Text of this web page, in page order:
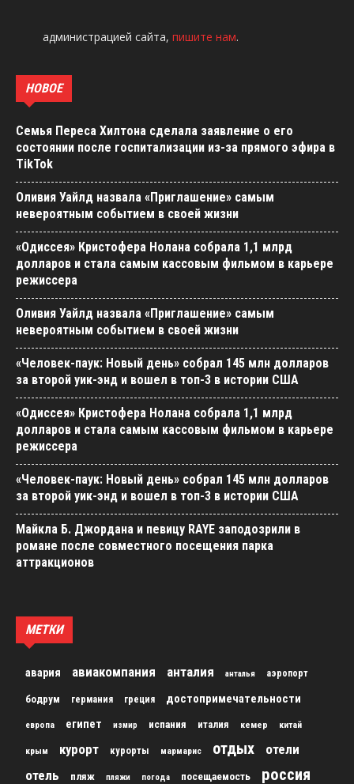
администрацией сайта, пишите нам.
НОВОЕ
Семья Переса Хилтона сделала заявление о его
состоянии после госпитализации из-за прямого эфира в
TikTok
Оливия Уайлд назвала «Приглашение» самым
невероятным событием в своей жизни
«Одиссея» Кристофера Нолана собрала 1,1 млрд
долларов и стала самым кассовым фильмом в карьере
режиссера
Оливия Уайлд назвала «Приглашение» самым
невероятным событием в своей жизни
«Человек-паук: Новый день» собрал 145 млн долларов
за второй уик-энд и вошел в топ-3 в истории США
«Одиссея» Кристофера Нолана собрала 1,1 млрд
долларов и стала самым кассовым фильмом в карьере
режиссера
«Человек-паук: Новый день» собрал 145 млн долларов
за второй уик-энд и вошел в топ-3 в истории США
Майкла Б. Джордана и певицу RAYE заподозрили в
романе после совместного посещения парка
аттракционов
МЕТКИ
авария авиакомпания анталия анталья аэропорт
бодрум германия греция достопримечательности
европа египет измир испания италия кемер китай
крым курорт курорты мармарис отдых
отели
отель
пляж пляжи погода посещаемость россия